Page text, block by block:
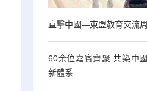
直擊中國—東盟教育交流
60余位嘉賓齊聚 共築中
新體系